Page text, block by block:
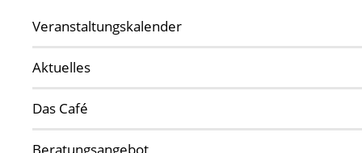
Veranstaltungskalender
Aktuelles
Das Café